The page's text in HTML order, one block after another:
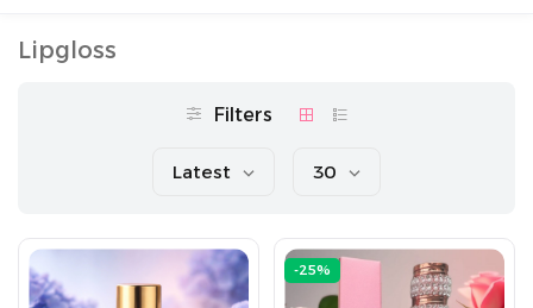
Lipgloss
Filters
Latest 30
-25%